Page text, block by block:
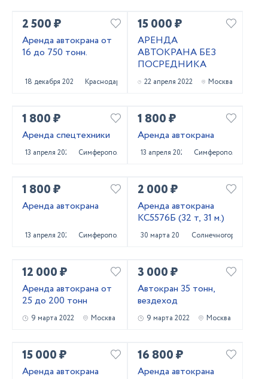
2 500 ₽
Аренда автокрана от
16 до 750 тонн.
18 декабря 2022 Краснодар
15 000 ₽
АРЕНДА
АВТОКРАНА БЕЗ
ПОСРЕДНИКА
22 апреля 2022 Москва
1 800 ₽
Аренда спецтехники
13 апреля 2022 Симферополь
1 800 ₽
Аренда автокрана
13 апреля 2022 Симферополь
1 800 ₽
Аренда автокрана
13 апреля 2022 Симферополь
2 000 ₽
Аренда автокрана
КС5576Б (32 т, 31 м.)
30 марта 2022 Солнечногорск
12 000 ₽
Аренда автокрана от
25 до 200 тонн
9 марта 2022 Москва
3 000 ₽
Автокран 35 тонн,
вездеход
9 марта 2022 Москва
15 000 ₽
Аренда автокрана
16 800 ₽
Аренда автокрана